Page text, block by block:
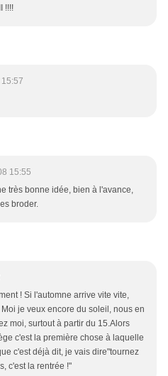
!!!!
15:55
très bonne idée, bien à l'avance,
broder.
! Si l'automne arrive vite vite,
je veux encore du soleil, nous en
moi, surtout à partir du 15.Alors
c'est la première chose à laquelle
c'est déjà dit, je vais dire"tournez
c'est la rentrée !"